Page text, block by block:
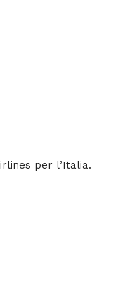
per l’Italia.